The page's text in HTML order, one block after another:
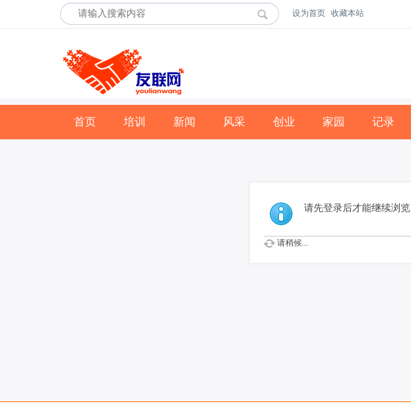
设为首页 收藏本站
首页 培训 新闻 风采 创业 家园 记录
请先登录后才能继续浏览
请稍候...